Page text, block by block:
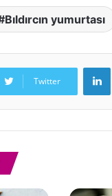
Bıldırcın yumurtası
Twitter